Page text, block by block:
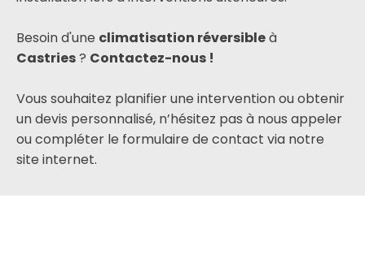
Besoin d'une climatisation réversibleà
Castries? Contactez-nous !
Vous souhaitez planifier une intervention ou obtenir
un devis personnalisé, n’hésitez pas à nous appeler
ou compléter le formulaire de contact via notre
site internet.